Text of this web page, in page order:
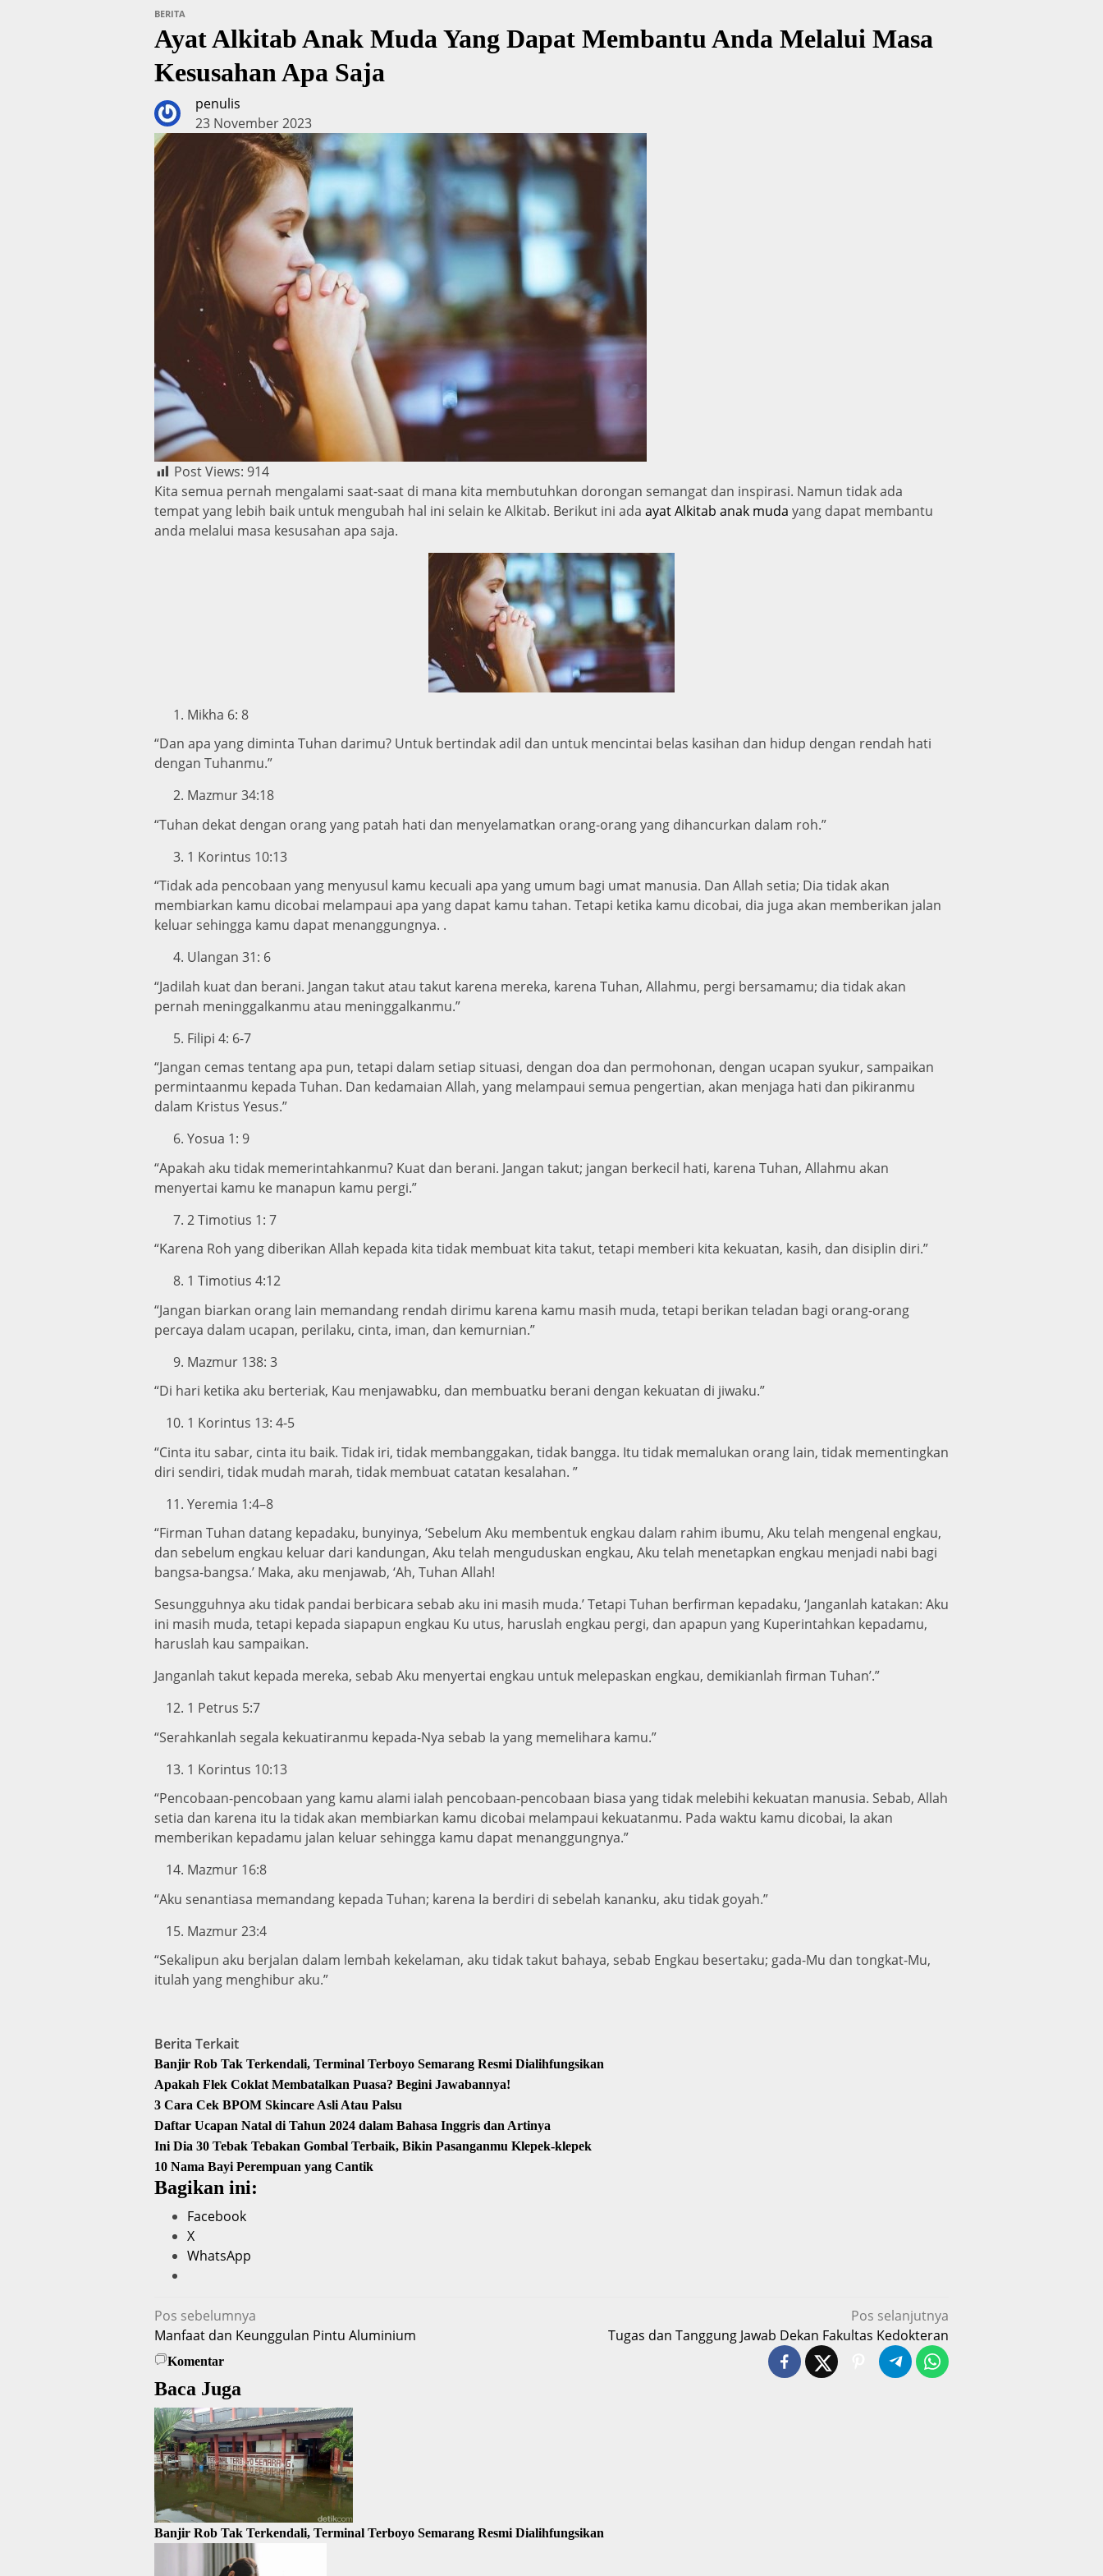
BERITA
Ayat Alkitab Anak Muda Yang Dapat Membantu Anda Melalui Masa
Kesusahan Apa Saja
penulis
23 November 2023
Post Views: 914
Kita semua pernah mengalami saat-saat di mana kita membutuhkan dorongan semangat dan inspirasi. Namun tidak ada
tempat yang lebih baik untuk mengubah hal ini selain ke Alkitab. Berikut ini ada ayat Alkitab anak muda yang dapat membantu
anda melalui masa kesusahan apa saja.
Mikha 6: 8
“Dan apa yang diminta Tuhan darimu? Untuk bertindak adil dan untuk mencintai belas kasihan dan hidup dengan rendah hati
dengan Tuhanmu.”
Mazmur 34:18
“Tuhan dekat dengan orang yang patah hati dan menyelamatkan orang-orang yang dihancurkan dalam roh.”
1 Korintus 10:13
“Tidak ada pencobaan yang menyusul kamu kecuali apa yang umum bagi umat manusia. Dan Allah setia; Dia tidak akan
membiarkan kamu dicobai melampaui apa yang dapat kamu tahan. Tetapi ketika kamu dicobai, dia juga akan memberikan jalan
keluar sehingga kamu dapat menanggungnya. .
Ulangan 31: 6
“Jadilah kuat dan berani. Jangan takut atau takut karena mereka, karena Tuhan, Allahmu, pergi bersamamu; dia tidak akan
pernah meninggalkanmu atau meninggalkanmu.”
Filipi 4: 6-7
“Jangan cemas tentang apa pun, tetapi dalam setiap situasi, dengan doa dan permohonan, dengan ucapan syukur, sampaikan
permintaanmu kepada Tuhan. Dan kedamaian Allah, yang melampaui semua pengertian, akan menjaga hati dan pikiranmu
dalam Kristus Yesus.”
Yosua 1: 9
“Apakah aku tidak memerintahkanmu? Kuat dan berani. Jangan takut; jangan berkecil hati, karena Tuhan, Allahmu akan
menyertai kamu ke manapun kamu pergi.”
2 Timotius 1: 7
“Karena Roh yang diberikan Allah kepada kita tidak membuat kita takut, tetapi memberi kita kekuatan, kasih, dan disiplin diri.”
1 Timotius 4:12
“Jangan biarkan orang lain memandang rendah dirimu karena kamu masih muda, tetapi berikan teladan bagi orang-orang
percaya dalam ucapan, perilaku, cinta, iman, dan kemurnian.”
Mazmur 138: 3
“Di hari ketika aku berteriak, Kau menjawabku, dan membuatku berani dengan kekuatan di jiwaku.”
1 Korintus 13: 4-5
“Cinta itu sabar, cinta itu baik. Tidak iri, tidak membanggakan, tidak bangga. Itu tidak memalukan orang lain, tidak mementingkan
diri sendiri, tidak mudah marah, tidak membuat catatan kesalahan. ”
Yeremia 1:4–8
“Firman Tuhan datang kepadaku, bunyinya, ‘Sebelum Aku membentuk engkau dalam rahim ibumu, Aku telah mengenal engkau,
dan sebelum engkau keluar dari kandungan, Aku telah menguduskan engkau, Aku telah menetapkan engkau menjadi nabi bagi
bangsa-bangsa.’ Maka, aku menjawab, ‘Ah, Tuhan Allah!
Sesungguhnya aku tidak pandai berbicara sebab aku ini masih muda.’ Tetapi Tuhan berfirman kepadaku, ‘Janganlah katakan: Aku
ini masih muda, tetapi kepada siapapun engkau Ku utus, haruslah engkau pergi, dan apapun yang Kuperintahkan kepadamu,
haruslah kau sampaikan.
Janganlah takut kepada mereka, sebab Aku menyertai engkau untuk melepaskan engkau, demikianlah firman Tuhan’.”
1 Petrus 5:7
“Serahkanlah segala kekuatiranmu kepada-Nya sebab Ia yang memelihara kamu.”
1 Korintus 10:13
“Pencobaan-pencobaan yang kamu alami ialah pencobaan-pencobaan biasa yang tidak melebihi kekuatan manusia. Sebab, Allah
setia dan karena itu Ia tidak akan membiarkan kamu dicobai melampaui kekuatanmu. Pada waktu kamu dicobai, Ia akan
memberikan kepadamu jalan keluar sehingga kamu dapat menanggungnya.”
Mazmur 16:8
“Aku senantiasa memandang kepada Tuhan; karena Ia berdiri di sebelah kananku, aku tidak goyah.”
Mazmur 23:4
“Sekalipun aku berjalan dalam lembah kekelaman, aku tidak takut bahaya, sebab Engkau besertaku; gada-Mu dan tongkat-Mu,
itulah yang menghibur aku.”
Berita Terkait
Banjir Rob Tak Terkendali, Terminal Terboyo Semarang Resmi Dialihfungsikan
Apakah Flek Coklat Membatalkan Puasa? Begini Jawabannya!
3 Cara Cek BPOM Skincare Asli Atau Palsu
Daftar Ucapan Natal di Tahun 2024 dalam Bahasa Inggris dan Artinya
Ini Dia 30 Tebak Tebakan Gombal Terbaik, Bikin Pasanganmu Klepek-klepek
10 Nama Bayi Perempuan yang Cantik
Bagikan ini:
Facebook
X
WhatsApp
Navigasi
pos
Pos sebelumnya
Manfaat dan Keunggulan Pintu Aluminium
Pos selanjutnya
Tugas dan Tanggung Jawab Dekan Fakultas Kedokteran
Komentar
Baca Juga
Banjir Rob Tak Terkendali, Terminal Terboyo Semarang Resmi Dialihfungsikan